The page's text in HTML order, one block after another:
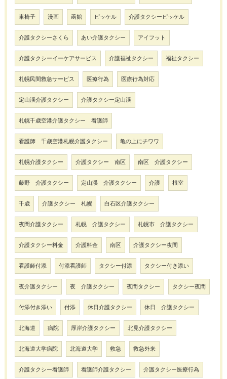
車椅子 漫画 函館 ピッケル 介護タクシーピッケル
介護タクシーさくら あい介護タクシー アイフット
介護タクシーイーケアサービス 介護福祉タクシー 福祉タクシー
札幌民間救急サービス 医療行為 医療行為対応
定山渓介護タクシー 介護タクシー定山渓
札幌千歳空港介護タクシー 看護師
看護師 千歳空港札幌介護タクシー 亀の上にチワワ
札幌介護タクシー 介護タクシー 南区 南区 介護タクシー
藤野 介護タクシー 定山渓 介護タクシー 介護 根室
千歳 介護タクシー 札幌 白石区介護タクシー
夜間介護タクシー 札幌 介護タクシー 札幌市 介護タクシー
介護タクシー料金 介護料金 南区 介護タクシー夜間
看護師付添 付添看護師 タクシー付添 タクシー付き添い
夜介護タクシー 夜 介護タクシー 夜間タクシー タクシー夜間
付添付き添い 付添 休日介護タクシー 休日 介護タクシー
北海道 病院 厚岸介護タクシー 北見介護タクシー
北海道大学病院 北海道大学 救急 救急外来
介護タクシー看護師 看護師介護タクシー 介護タクシー医療行為